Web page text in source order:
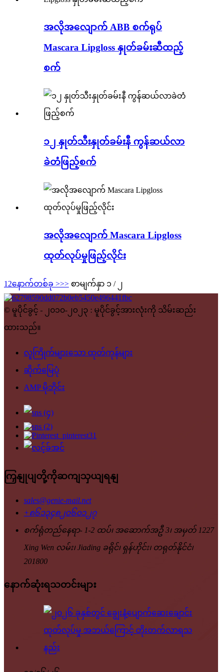
အလိုအလျောက် ABB စက်ရုပ်
Mascara Lipgloss နှုတ်ခမ်းဆီထည့်
စက်
၁၂ နှုတ်သီးနှုတ်ခမ်းနီ ကွန်ဆယ်လာ
ခဲတံဖြည့်စက်
အလိုအလျောက် Mascara Lipgloss
ထုတ်လုပ်မှုဖြည့်လိုင်း
1 2နောက်တစ်ခု >>> စာမျက်နှာ ၁ / ၂
© မူပိုင်ခွင့် - ၂၀၁၀-၂၀၂၃ : မူပိုင်ခွင့်အားလုံးကို သိမ်းဆည်း
ထားသည်။
လူကြိုက်များသော ထုတ်ကုန်များ
ဆိုက်မြေပုံ
AMP မိုဘိုင်း
ကြှနျုပျတို့ကိုဆကျသှယျရနျ
sales@genie-mail.net
+၈၆၁၃၄၈၂၀၆၀၁၂၇
စက်ရုံတည်နေရာ- 1-2 ထပ်၊ အဆောက်အဦ 3၊ အမှတ် 1227
Xing Wen လမ်း၊ Jiading ခရိုင်၊ ရှန်ဟိုင်း၊ တရုတ်နိုင်ငံ၊
201800
နောက်ဆုံးရသတင်းများ